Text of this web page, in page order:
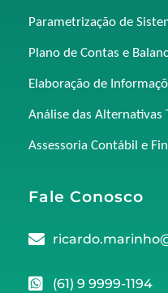
Parametrização de
Plano de Contas e
Elaboração de
Análise das Alternativas
Assessoria Contábil e
Fale Conosco
(61) 9 9999-1194